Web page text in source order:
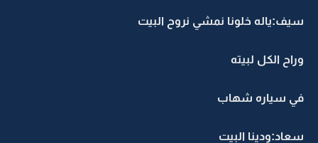
سيف:ياله خلونا نمشي نروح البيت
وراح الكل لبيته
في سياره شهاب
سعاد:ودينا البيت